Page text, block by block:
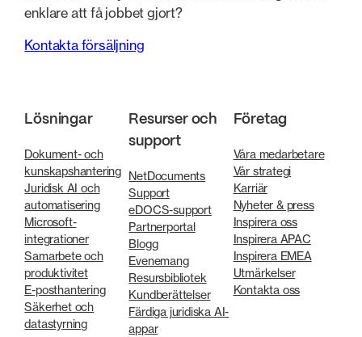
enklare att få jobbet gjort?
Kontakta försäljning
Lösningar
Dokument- och
kunskapshantering
Juridisk AI och
automatisering
Microsoft-
integrationer
Samarbete och
produktivitet
E-posthantering
Säkerhet och
datastyrning
Resurser och
support
NetDocuments
Support
eDOCS-support
Partnerportal
Blogg
Evenemang
Resursbibliotek
Kundberättelser
Färdiga juridiska AI-
appar
Företag
Våra medarbetare
Vår strategi
Karriär
Nyheter & press
Inspirera oss
Inspirera APAC
Inspirera EMEA
Utmärkelser
Kontakta oss